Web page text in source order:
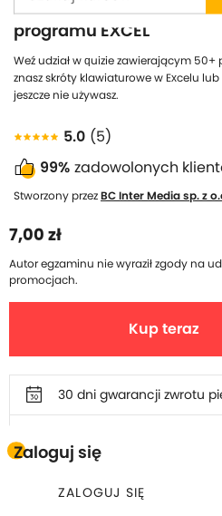
Zaloguj się
ZALOGUJ SIĘ
Test znajomości
programu EXCEL
Weź udział w quizie zawierającym
znasz skróty klawiaturowe w Excelu
jeszcze nie używasz.
5.0 (5)
99% zadowolonych
Stworzony przezBC Inter Media sp. z
7,00 zł
Autor egzaminu nie wyraził zgody na
promocjach.
Kup teraz
30 dni gwarancji zwrotu